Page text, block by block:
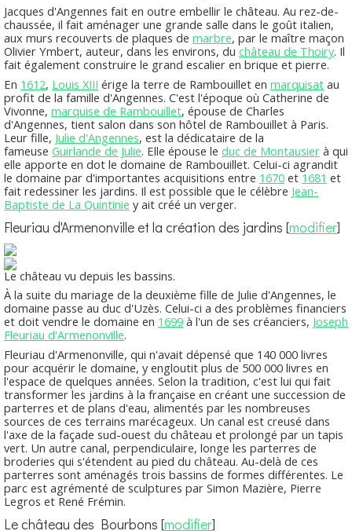
Jacques d'Angennes fait en outre embellir le château. Au rez-de-
chaussée, il fait aménager une grande salle dans le goût italien,
aux murs recouverts de plaques de marbre, par le maître maçon
Olivier Ymbert, auteur, dans les environs, duchâteau de Thoiry. Il
fait également construire le grand escalier en brique et pierre.
En 1612, Louis XIII érige la terre de Rambouillet en marquisat au
profit de la famille d'Angennes. C'est l'époque où Catherine de
Vivonne, marquise de Rambouillet, épouse de Charles
d'Angennes, tient salon dans son hôtel de Rambouillet à Paris.
Leur fille, Julie d'Angennes, est la dédicataire de la
fameuse Guirlande de Julie. Elle épouse le duc de Montausier à qui
elle apporte en dot le domaine de Rambouillet. Celui-ci agrandit
le domaine par d'importantes acquisitions entre 1670 et1681 et
fait redessiner les jardins. Il est possible que le célèbre Jean-
Baptiste de La Quintinie y ait créé un verger.
Fleuriau d'Armenonville et la création des jardins [modifier]
Le château vu depuis les bassins.
À la suite du mariage de la deuxième fille de Julie d'Angennes, le
domaine passe au duc d'Uzès. Celui-ci a des problèmes financiers
et doit vendre le domaine en 1699 à l'un de ses créanciers, Joseph
Fleuriau d'Armenonville.
Fleuriau d'Armenonville, qui n'avait dépensé que 140 000 livres
pour acquérir le domaine, y engloutit plus de 500 000 livres en
l'espace de quelques années. Selon la tradition, c'est lui qui fait
transformer les jardins à la française en créant une succession de
parterres et de plans d'eau, alimentés par les nombreuses
sources de ces terrains marécageux. Un canal est creusé dans
l'axe de la façade sud-ouest du château et prolongé par un tapis
vert. Un autre canal, perpendiculaire, longe les parterres de
broderies qui s'étendent au pied du château. Au-delà de ces
parterres sont aménagés trois bassins de formes différentes. Le
parc est agrémenté de sculptures par Simon Mazière, Pierre
Legros et René Frémin.
Le château des Bourbons [modifier]